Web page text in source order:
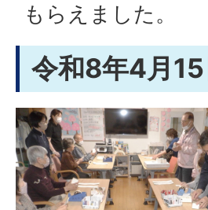
もらえました。
令和8年4月